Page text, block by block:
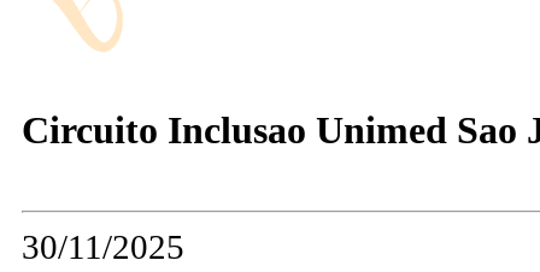
Circuito Inclusao Unimed Sao
30/11/2025